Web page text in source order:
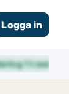
Logga in
1 t sedan